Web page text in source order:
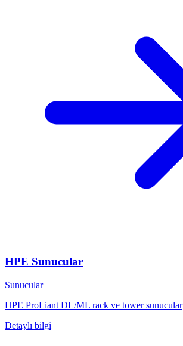
HPE Sunucular
Sunucular
HPE ProLiant DL/ML rack ve tower sunucular
Detaylı bilgi